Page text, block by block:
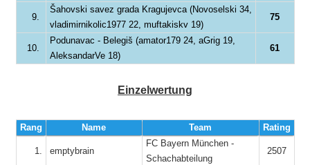
9.
Šahovski savez grada Kragujevca (Novoselski 34,
vladimirnikolic1977 22, muftakiskv 19)
75
10.
Podunavac - Belegiš (amator179 24, aGrig 19,
AleksandarVe 18)
61
Einzelwertung
Rang Name Team Rating
1. emptybrain
FC Bayern München -
Schachabteilung
2507